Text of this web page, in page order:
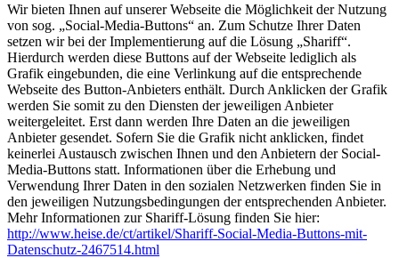
Wir bieten Ihnen auf unserer Webseite die Möglichkeit der Nutzung
von sog. „Social-Media-Buttons“ an. Zum Schutze Ihrer Daten
setzen wir bei der Implementierung auf die Lösung „Shariff“.
Hierdurch werden diese Buttons auf der Webseite lediglich als
Grafik eingebunden, die eine Verlinkung auf die entsprechende
Webseite des Button-Anbieters enthält. Durch Anklicken der Grafik
werden Sie somit zu den Diensten der jeweiligen Anbieter
weitergeleitet. Erst dann werden Ihre Daten an die jeweiligen
Anbieter gesendet. Sofern Sie die Grafik nicht anklicken, findet
keinerlei Austausch zwischen Ihnen und den Anbietern der Social-
Media-Buttons statt. Informationen über die Erhebung und
Verwendung Ihrer Daten in den sozialen Netzwerken finden Sie in
den jeweiligen Nutzungsbedingungen der entsprechenden Anbieter.
Mehr Informationen zur Shariff-Lösung finden Sie hier:
http://www.heise.de/ct/artikel/Shariff-Social-Media-Buttons-mit-
Datenschutz-2467514.html